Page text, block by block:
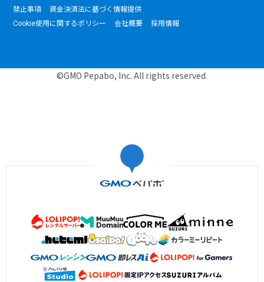
禁止事項
資金決済法に基づく情報提供
Cookie使用に関するポリシー
会社概要 採用情報
©GMO Pepabo, Inc. All rights reserved.